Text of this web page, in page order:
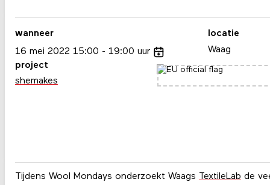
Tijdens Wool Mondays onderzoekt Waags TextileLab de
wanneer
16 mei 2022 15:00 19:00 uur
locatie
Waag
project
shemakes